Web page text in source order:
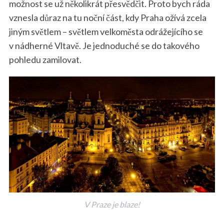
možnost se už několikrát přesvědčit. Proto bych ráda
vznesla důraz na tu noční část, kdy Praha ožívá zcela
jiným světlem – světlem velkoměsta odrážejícího se
v nádherné Vltavě. Je jednoduché se do takového
pohledu zamilovat.
V Praze je blaze!